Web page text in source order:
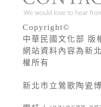
Copyright©
中華民國文化部 版
網站資料內容為新
權所有
新北市立鶯歌陶瓷